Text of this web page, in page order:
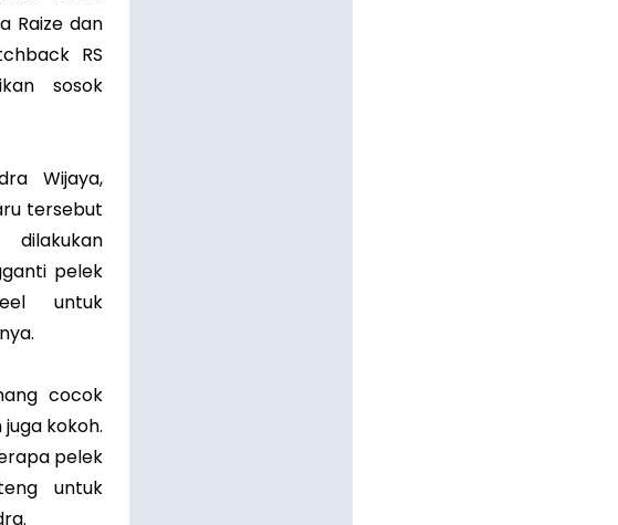
Raize dan
RS
sosok
Wijaya,
tersebut
pelek
untuk
cocok
kokoh.
pelek
untuk